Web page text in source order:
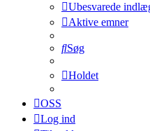
Ubesvarede
Aktive emner
Søg
Holdet
OSS
Log ind